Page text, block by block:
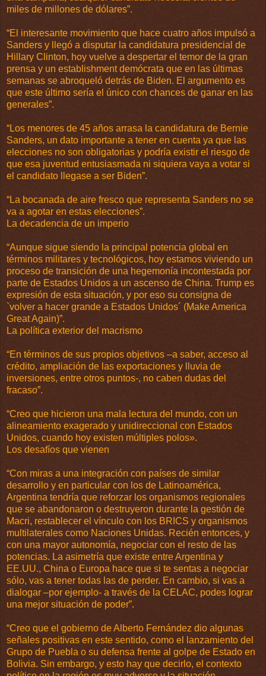
miles de millones de dólares”.
“El interesante movimiento que hace cuatro años impulsó a
Sanders y llegó a disputar la candidatura presidencial de
Hillary Clinton, hoy vuelve a despertar el temor de la gran
prensa y un establishment demócrata que en las últimas
semanas se abroqueló detrás de Biden. El argumento es
que este último sería el único con chances de ganar en las
generales”.
“Los menores de 45 años arrasa la candidatura de Bernie
Sanders, un dato importante a tener en cuenta ya que las
elecciones no son obligatorias y podría existir el riesgo de
que esa juventud entusiasmada ni siquiera vaya a votar si
el candidato llegase a ser Biden”.
“La bocanada de aire fresco que representa Sanders no se
va a agotar en estas elecciones”.
La decadencia de un imperio
“Aunque sigue siendo la principal potencia global en
términos militares y tecnológicos, hoy estamos viviendo un
proceso de transición de una hegemonía incontestada por
parte de Estados Unidos a un ascenso de China. Trump es
expresión de esta situación, y por eso su consigna de
`volver a hacer grande a Estados Unidos´ (Make America
Great Again)”.
La política exterior del macrismo
“En términos de sus propios objetivos –a saber, acceso al
crédito, ampliación de las exportaciones y lluvia de
inversiones, entre otros puntos-, no caben dudas del
fracaso”.
“Creo que hicieron una mala lectura del mundo, con un
alineamiento exagerado y unidireccional con Estados
Unidos, cuando hoy existen múltiples polos».
Los desafíos que vienen
“Con miras a una integración con países de similar
desarrollo y en particular con los de Latinoamérica,
Argentina tendría que reforzar los organismos regionales
que se abandonaron o destruyeron durante la gestión de
Macri, restablecer el vínculo con los BRICS y organismos
multilaterales como Naciones Unidas. Recién entonces, y
con una mayor autonomía, negociar con el resto de las
potencias. La asimetría que existe entre Argentina y
EE.UU., China o Europa hace que si te sentas a negociar
sólo, vas a tener todas las de perder. En cambio, si vas a
dialogar –por ejemplo- a través de la CELAC, podes lograr
una mejor situación de poder”.
“Creo que el gobierno de Alberto Fernández dio algunas
señales positivas en este sentido, como el lanzamiento del
Grupo de Puebla o su defensa frente al golpe de Estado en
Bolivia. Sin embargo, y esto hay que decirlo, el contexto